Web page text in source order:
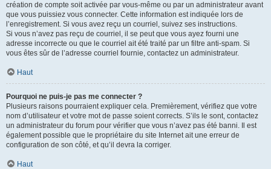
création de compte soit activée par vous-même ou par un administrateur avant
que vous puissiez vous connecter. Cette information est indiquée lors de
l’enregistrement. Si vous avez reçu un courriel, suivez ses instructions.
Si vous n’avez pas reçu de courriel, il se peut que vous ayez fourni une
adresse incorrecte ou que le courriel ait été traité par un filtre anti-spam. Si
vous êtes sûr de l’adresse courriel fournie, contactez un administrateur.
Haut
Pourquoi ne puis-je pas me connecter ?
Plusieurs raisons pourraient expliquer cela. Premièrement, vérifiez que votre
nom d’utilisateur et votre mot de passe soient corrects. S’ils le sont, contactez
un administrateur du forum pour vérifier que vous n’avez pas été banni. Il est
également possible que le propriétaire du site Internet ait une erreur de
configuration de son côté, et qu’il devra la corriger.
Haut